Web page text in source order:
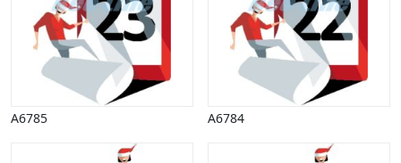
Spil
Sport
Spots
Stjernetegn, astrologi
Sundhed, sygdom
Trafik, færdsel
A6785 A6784